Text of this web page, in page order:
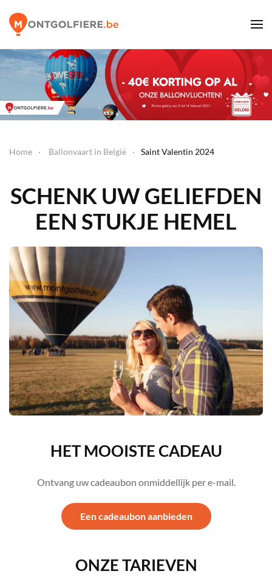
Home Ballonvaart in België Saint Valentin 2024
SCHENK UW GELIEFDEN
EEN STUKJE HEMEL
HET MOOISTE CADEAU
Ontvang uw cadeaubon onmiddellijk per e-mail.
Een cadeaubon aanbieden
ONZE TARIEVEN